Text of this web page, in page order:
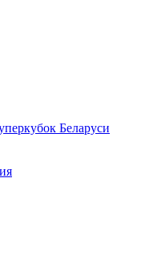
Беларуси